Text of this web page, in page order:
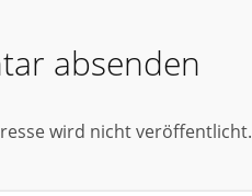
absenden
wird nicht veröffentlicht.